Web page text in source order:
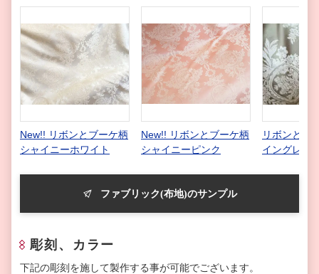
New!! リボンとブーケ柄
シャイニーホワイト
New!! リボンとブーケ柄
シャイニーピンク
リボンとブ
イングレー
ファブリック(布地)のサンプル
彫刻、カラー
下記の彫刻を施して製作する事が可能でございます。